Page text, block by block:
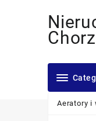
Aeratory i